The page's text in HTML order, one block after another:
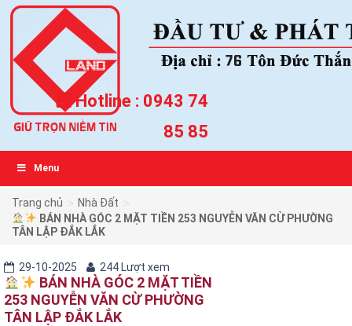
Hotline : 0943 74
85 85
Menu
Trang chủ Nhà Đất
BÁN NHÀ GÓC 2 MẶT TIỀN 253 NGUYỄN VĂN CỪ PHƯỜNG
TÂN LẬP ĐẮK LẮK
29-10-2025 244 Lượt xem
BÁN NHÀ GÓC 2 MẶT TIỀN
253 NGUYỄN VĂN CỪ PHƯỜNG
TÂN LẬP ĐẮK LẮK